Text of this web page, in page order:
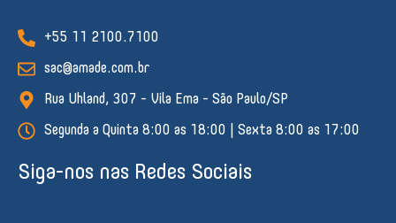
+55 11 2100.7100
sac@amade.com.br
Rua Uhland, 307 - Vila Ema - São Paulo/SP
Segunda a Quinta 8:00 as 18:00 | Sexta 8:00 as 17:00
Siga-nos nas Redes Sociais